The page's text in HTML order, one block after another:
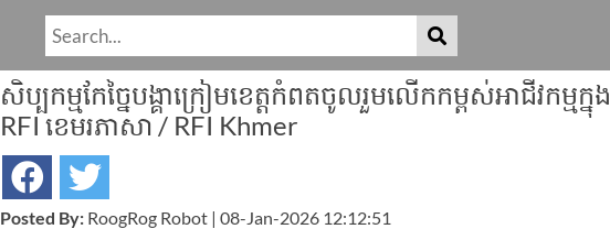
សិប្បកម្មកែច្នៃបង្គាក្រៀមខេត្តកំពតចូលរួមលើកកម្ពស់អាជីវកម្មក្
RFI ខេមរភាសា / RFI Khmer
Posted By: RoogRog Robot | 08-Jan-2026 12:12:51